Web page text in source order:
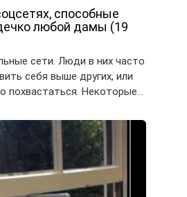
способные
любой дамы (19
сети. Люди в них часто
себя выше других, или
похвастаться. Некоторые…